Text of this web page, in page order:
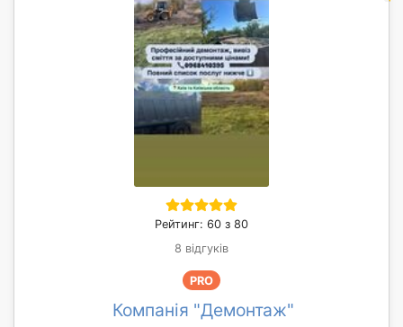
Рейтинг: 60 з 80
8 відгуків
PRO
Компанія "Демонтаж"